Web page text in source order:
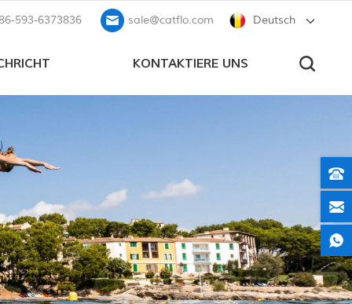
Deutsch
593-6373836 sale@catflo.com
KONTAKTIERE UNS